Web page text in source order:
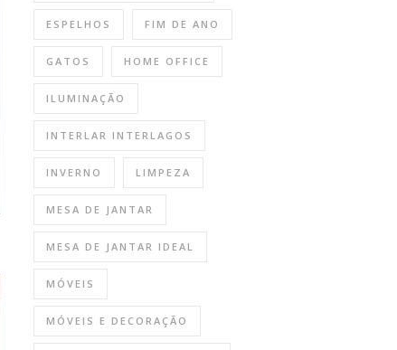
ESPELHOS FIM DE ANO
GATOS HOME OFFICE
ILUMINAÇÃO
INTERLAR INTERLAGOS
INVERNO LIMPEZA
MESA DE JANTAR
MESA DE JANTAR IDEAL
MÓVEIS
MÓVEIS E DECORAÇÃO